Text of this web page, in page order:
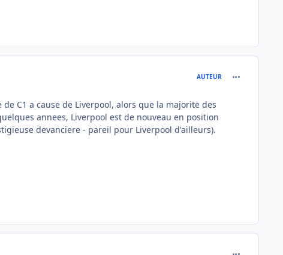
AUTEUR
C1 a cause de Liverpool, alors que la majorite des
annees, Liverpool est de nouveau en position
devanciere - pareil pour Liverpool d'ailleurs).